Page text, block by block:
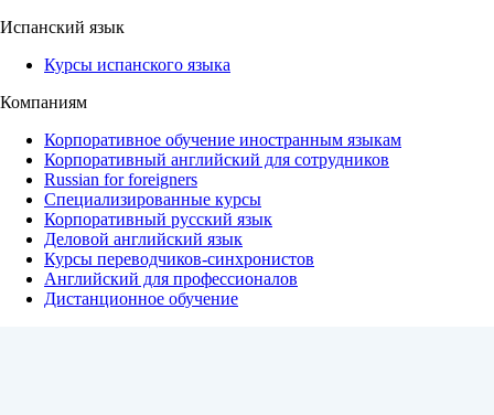
Испанский язык
Курсы испанского языка
Компаниям
Корпоративное обучение иностранным языкам
Корпоративный английский для сотрудников
Russian for foreigners
Специализированные курсы
Корпоративный русский язык
Деловой английский язык
Курсы переводчиков-синхронистов
Английский для профессионалов
Дистанционное обучение